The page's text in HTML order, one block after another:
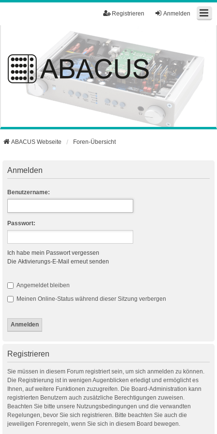
Anmelden
Registrieren
ABACUS Webseite Foren-Übersicht
Anmelden
Benutzername:
Passwort:
Ich habe mein Passwort vergessen
Die Aktivierungs-E-Mail erneut senden
Angemeldet bleiben
Meinen Online-Status während dieser Sitzung verbergen
Registrieren
Sie müssen in diesem Forum registriert sein, um sich anmelden zu können.
Die Registrierung ist in wenigen Augenblicken erledigt und ermöglicht es
Ihnen, auf weitere Funktionen zuzugreifen. Die Board-Administration kann
registrierten Benutzern auch zusätzliche Berechtigungen zuweisen.
Beachten Sie bitte unsere Nutzungsbedingungen und die verwandten
Regelungen, bevor Sie sich registrieren. Bitte beachten Sie auch die
jeweiligen Forenregeln, wenn Sie sich in diesem Board bewegen.